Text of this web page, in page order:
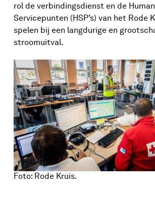
rol de verbindingsdienst en de
Servicepunten (HSP’s) van het Rode
spelen bij een langdurige en
stroomuitval.
Foto: Rode Kruis.